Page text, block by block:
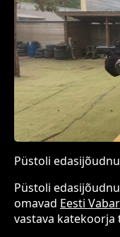
Püstoli
Püstoli
omavad Eesti
vastava katekoorja